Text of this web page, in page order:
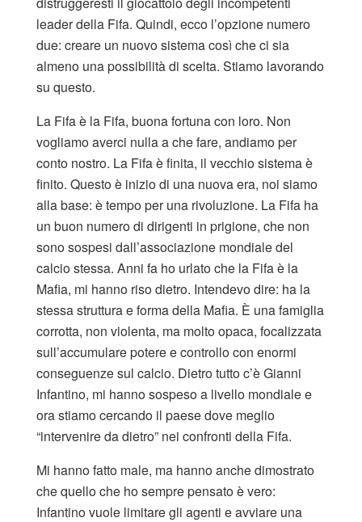
leader della Fifa. Quindi, ecco l’opzione numero
due: creare un nuovo sistema così che ci sia
almeno una possibilità di scelta. Stiamo lavorando
su questo.
​La Fifa è la Fifa, buona fortuna con loro. Non
vogliamo averci nulla a che fare, andiamo per
conto nostro. La Fifa è finita, il vecchio sistema è
finito. Questo è inizio di una nuova era, noi siamo
alla base: è tempo per una rivoluzione. La Fifa ha
un buon numero di dirigenti in prigione, che non
sono sospesi dall’associazione mondiale del
calcio stessa. Anni fa ho urlato che la Fifa è la
Mafia, mi hanno riso dietro. Intendevo dire: ha la
stessa struttura e forma della Mafia. È una famiglia
corrotta, non violenta, ma molto opaca, focalizzata
sull’accumulare potere e controllo con enormi
conseguenze sul calcio. Dietro tutto c’è Gianni
Infantino, mi hanno sospeso a livello mondiale e
ora stiamo cercando il paese dove meglio
“intervenire da dietro” nei confronti della Fifa.
Mi hanno fatto male, ma hanno anche dimostrato
che quello che ho sempre pensato è vero:
Infantino vuole limitare gli agenti e avviare una